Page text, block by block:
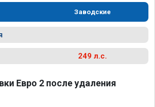
Заводские
249 л.с.
Евро 2 после удаления